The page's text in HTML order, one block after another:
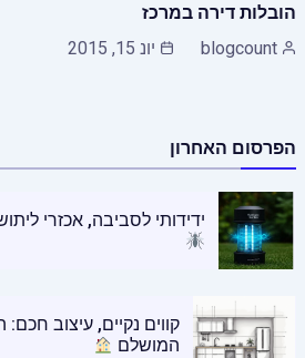
הובלות דירה במרכז
blogcount יונ 15, 2015
הפרסום האחרון
ידידותי לסביבה, אכזרי
קווים נקיים, עיצוב
המושלם